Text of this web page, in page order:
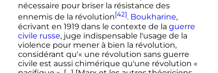
nécessaire pour briser la résistance des
ennemis de la révolution[42]. Boukharine,
écrivant en 1919 dans le contexte de la guerre
civile russe, juge indispensable l'usage de la
violence pour mener à bien la révolution,
considérant qu'« une révolution sans guerre
civile est aussi chimérique qu'une révolution «